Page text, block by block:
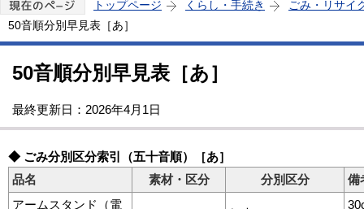
トップページ くらし・手続き
ごみ・リサイ
50音順分別早見表［あ］
50音順分別早見表［あ］
最終更新日：2026年4月1日
◆ ごみ分別区分索引（五十音順）［あ］
品名
素材・区分 分別区分
備
アームスタンド（電